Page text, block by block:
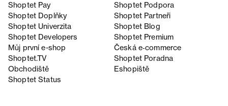
Shoptet Pay
Shoptet Podpora
Shoptet Doplňky
Shoptet Partneři
Shoptet Univerzita
Shoptet Blog
Shoptet Developers
Shoptet Premium
Můj první e-shop
Česká e‑commerce
Shoptet.TV
Shoptet Poradna
Obchodiště
Eshopiště
Shoptet Status